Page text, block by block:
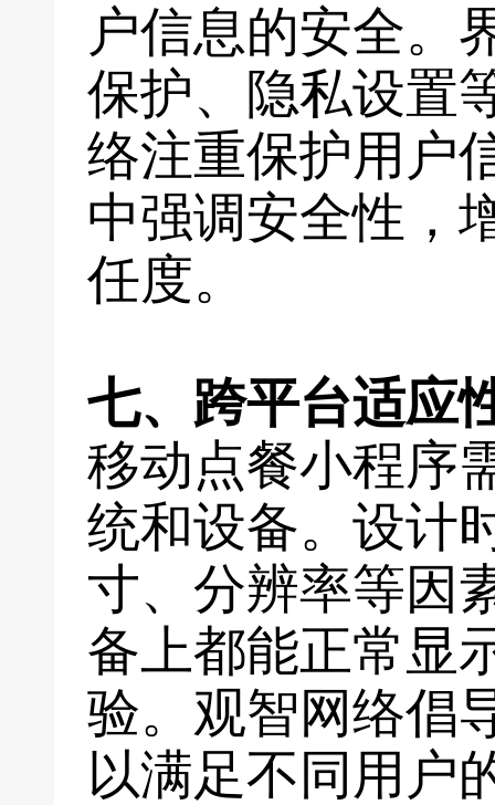
户信息的安全。
保护、隐私设置
络注重保护用户
中强调安全性，
任度。
七、跨平台适应
移动点餐小程序
统和设备。设计
寸、分辨率等因
备上都能正常显
验。观智网络倡
以满足不同用户